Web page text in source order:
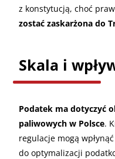
z konstytucją, choć
zostać zaskarżona do
Skala i
Podatek ma dotyczyć
paliwowych w Polsce.
regulacje mogą
do optymalizacji